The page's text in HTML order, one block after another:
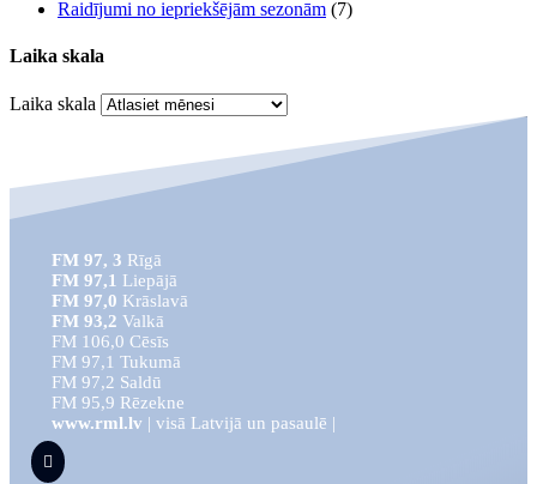
Raidījumi no iepriekšējām sezonām (7)
Laika skala
Laika skala
FM 97, 3 Rīgā
FM 97,1 Liepājā
FM 97,0 Krāslavā
FM 93,2Valkā
FM 106,0 Cēsīs
FM 97,1 Tukumā
FM 97,2 Saldū
FM 95,9 Rēzekne
www.rml.lv | visā Latvijā un pasaulē |
